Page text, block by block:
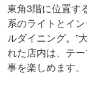
東角3階に位置す
系のライトとイ
ルダイニング。”
れた店内は、テ
事を楽しめます。